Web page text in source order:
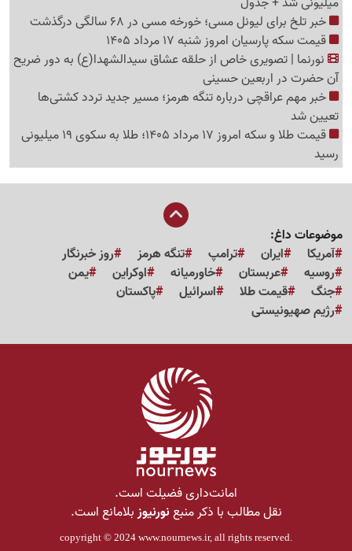
خبر تلخ برای لیونل مسی؛ خورخه مسی در 68 سالگی درگذشت
قیمت سکه پارسیان امروز شنبه 17 مرداد 1405
نورنما | تصویری خاص از حلقه عشاق سیدالشهدا(ع) به دور ضریح
آن حضرت در اربعین حسینی
خبر مهم عراقچی درباره تنگه هرمز؛ مسیر جدید تردد کشتی‌ها
تعیین شد
قیمت طلا و سکه امروز 17 مرداد 1405؛ طلا به سکوی 19 میلیونی
رسید
موضوعات داغ:
آمریکا
ایران ترامپ تنگه هرمز
روز خبرنگار
روسیه
عربستان خاورمیانه اوکراین
یمن
جنگ
قیمت طلا اسرائیل
پاکستان
رژیم صهیونیستی
امانت‌داری فضیلت است.
نقل مطالب با ذکر منبعنورنیوزبلامانع است.
copyright © 2024 www.nournews.ir, all rights reserved.